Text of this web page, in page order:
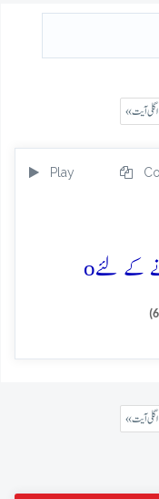
« اگلی آیت
Play
o
« اگلی آیت